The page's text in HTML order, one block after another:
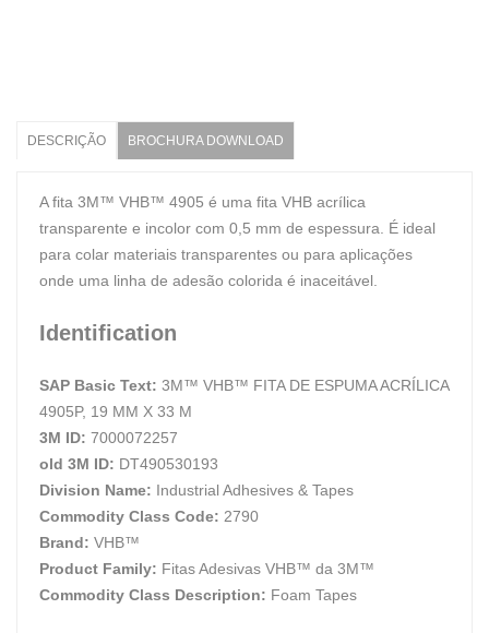
DESCRIÇÃO BROCHURA DOWNLOAD
A fita 3M™ VHB™ 4905 é uma fita VHB acrílica
transparente e incolor com 0,5 mm de espessura. É ideal
para colar materiais transparentes ou para aplicações
onde uma linha de adesão colorida é inaceitável.
Identification
SAP Basic Text: 3M™ VHB™ FITA DE ESPUMA ACRÍLICA
4905P, 19 MM X 33 M
3M ID: 7000072257
old 3M ID: DT490530193
Division Name: Industrial Adhesives & Tapes
Commodity Class Code: 2790
Brand: VHB™
Product Family: Fitas Adesivas VHB™ da 3M™
Commodity Class Description: Foam Tapes